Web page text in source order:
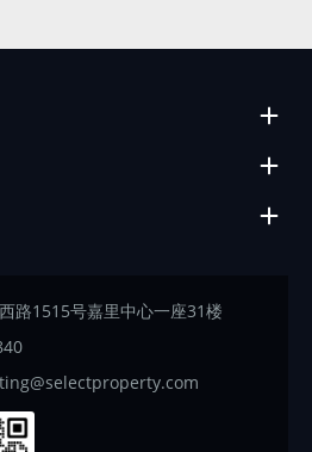
路1515号嘉里中心一座31楼